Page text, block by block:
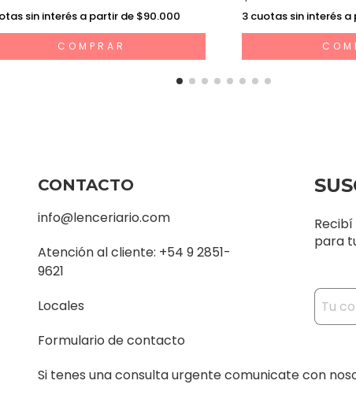
sin interés a partir de $90.000
COMPRAR
3 cuotas sin interés
CONTACTO
info@lenceriario.com
Atención al cliente: +54 9 2851-
9621
Locales
Formulario de contacto
Si tenes una consulta urgente comunicate con
para